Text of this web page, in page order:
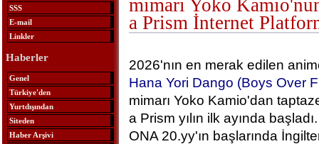
SSS
E-mail
Linkler
Haberler
Genel
Türkiye'den
Yurtdışından
Siteden
Haber Arşivi
mimarı Yoko
a Prism İnternet
2026'nın en merak edilen
Hana Yori Dango (Boys Over
mimarı Yoko Kamio'dan
a Prism yılın ilk ayında
ONA 20.yy'ın başlarında